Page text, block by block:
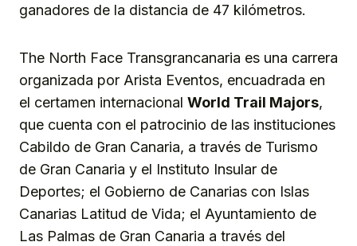
ganadores de la distancia de 47 kilómetros.
The North Face Transgrancanaria es una carrera
organizada por Arista Eventos, encuadrada en
el certamen internacional World Trail Majors,
que cuenta con el patrocinio de las instituciones
Cabildo de Gran Canaria, a través de Turismo
de Gran Canaria y el Instituto Insular de
Deportes; el Gobierno de Canarias con Islas
Canarias Latitud de Vida; el Ayuntamiento de
Las Palmas de Gran Canaria a través del